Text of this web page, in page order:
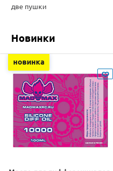
две пушки
Новинки
новинка